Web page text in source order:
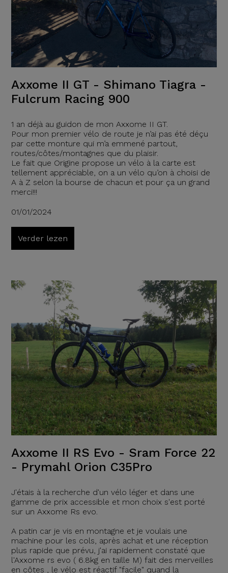
Axxome II GT - Shimano Tiagra -
Fulcrum Racing 900
1 an déjà au guidon de mon Axxome II GT.
Pour mon premier vélo de route je n’ai pas été déçu
par cette monture qui m’a emmené partout,
routes/côtes/montagnes que du plaisir.
Le fait que Origine propose un vélo à la carte est
tellement appréciable, on a un vélo qu’on à choisi de
A à Z selon la bourse de chacun et pour ça un grand
merci!!!
01/01/2024
Verder lezen
Axxome II RS Evo - Sram Force 22
- Prymahl Orion C35Pro
J'étais à la recherche d'un vélo léger et dans une
gamme de prix accessible et mon choix s'est porté
sur un Axxome Rs evo.
A patin car je vis en montagne et je voulais une
machine pour les cols, après achat et une réception
plus rapide que prévu, j'ai rapidement constaté que
l'Axxome rs evo ( 6.8kg en taille M) fait des merveilles
en côtes , le vélo est réactif "facile" quand la